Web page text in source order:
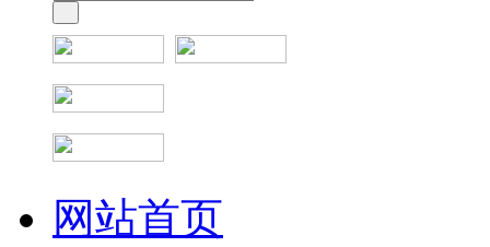
网站首页